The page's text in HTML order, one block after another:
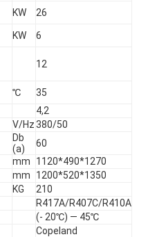
KW
26
KW
6
12
℃
35
4,2
V/Hz 380/50
Db
(a)
60
mm
1120*490*1270
mm
1200*520*1350
KG
210
R417A/R407C/R410A
(- 20℃) — 45℃
Copeland